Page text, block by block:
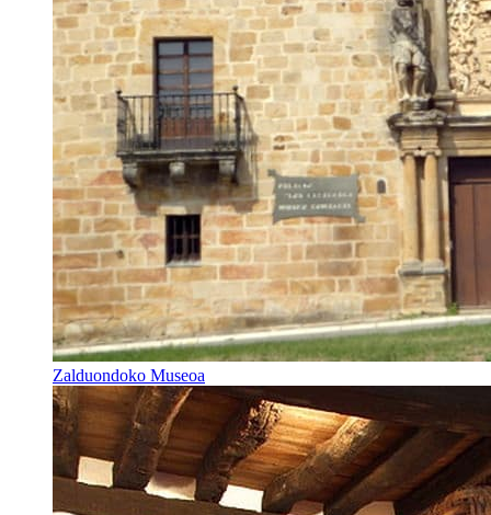
Zalduondoko Museoa